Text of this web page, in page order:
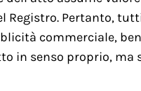
Registro. Pertanto,
commerciale,
in senso proprio, ma